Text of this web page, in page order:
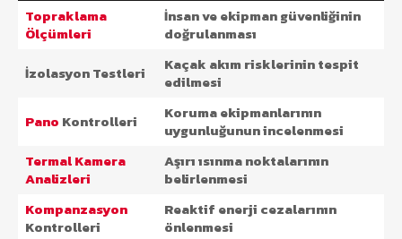
Topraklama
Ölçümleri
İnsan ve ekipman güvenliğinin
doğrulanması
İzolasyon Testleri
Kaçak akım risklerinin tespit
edilmesi
Pano Kontrolleri
Koruma ekipmanlarının
uygunluğunun incelenmesi
Termal Kamera
Analizleri
Aşırı ısınma noktalarının
belirlenmesi
Kompanzasyon
Kontrolleri
Reaktif enerji cezalarının
önlenmesi